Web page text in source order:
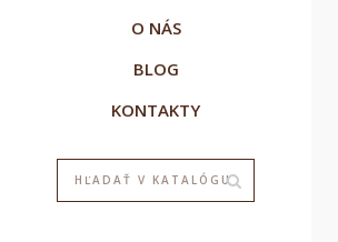
O NÁS
BLOG
KONTAKTY